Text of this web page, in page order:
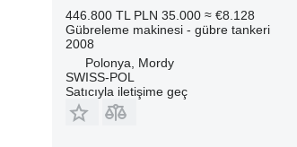
446.800 TL PLN 35.000 ≈ €8.128
Gübreleme makinesi - gübre tankeri
2008
Polonya, Mordy
SWISS-POL
Satıcıyla iletişime geç